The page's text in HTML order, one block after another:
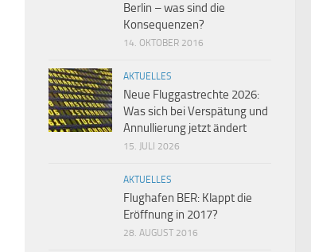
Berlin – was sind die
Konsequenzen?
14. OKTOBER 2016
AKTUELLES
Neue Fluggastrechte 2026:
Was sich bei Verspätung und
Annullierung jetzt ändert
15. JULI 2026
AKTUELLES
Flughafen BER: Klappt die
Eröffnung in 2017?
28. AUGUST 2016